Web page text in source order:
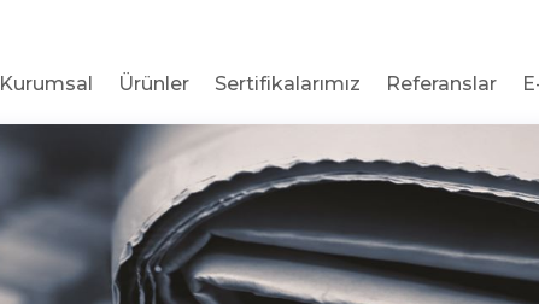
Kurumsal Ürünler Sertifikalarımız Referanslar